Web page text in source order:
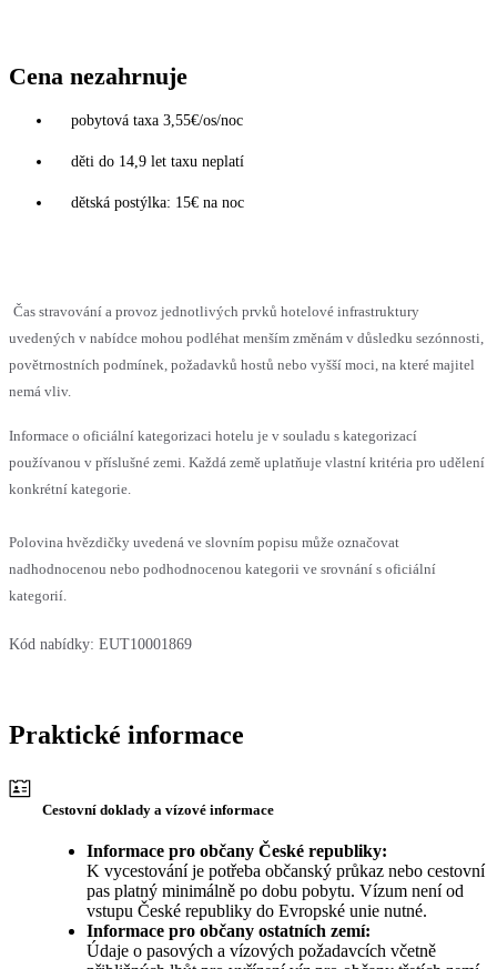
Cena nezahrnuje
pobytová taxa 3,55€/os/noc
děti do 14,9 let taxu neplatí
dětská postýlka: 15€ na noc
Čas stravování a provoz jednotlivých prvků hotelové infrastruktury
uvedených v nabídce mohou podléhat menším změnám v důsledku sezónnosti,
povětrnostních podmínek, požadavků hostů nebo vyšší moci, na které majitel
nemá vliv.
Informace o oficiální kategorizaci hotelu je v souladu s kategorizací
používanou v příslušné zemi. Každá země uplatňuje vlastní kritéria pro udělení
konkrétní kategorie.
Polovina hvězdičky uvedená ve slovním popisu může označovat
nadhodnocenou nebo podhodnocenou kategorii ve srovnání s oficiální
kategorií.
Kód nabídky: EUT10001869
Praktické informace
Cestovní doklady a vízové informace
Informace pro občany České republiky:
K vycestování je potřeba občanský průkaz nebo cestovní
pas platný minimálně po dobu pobytu. Vízum není od
vstupu České republiky do Evropské unie nutné.
Informace pro občany ostatních zemí:
Údaje o pasových a vízových požadavcích včetně